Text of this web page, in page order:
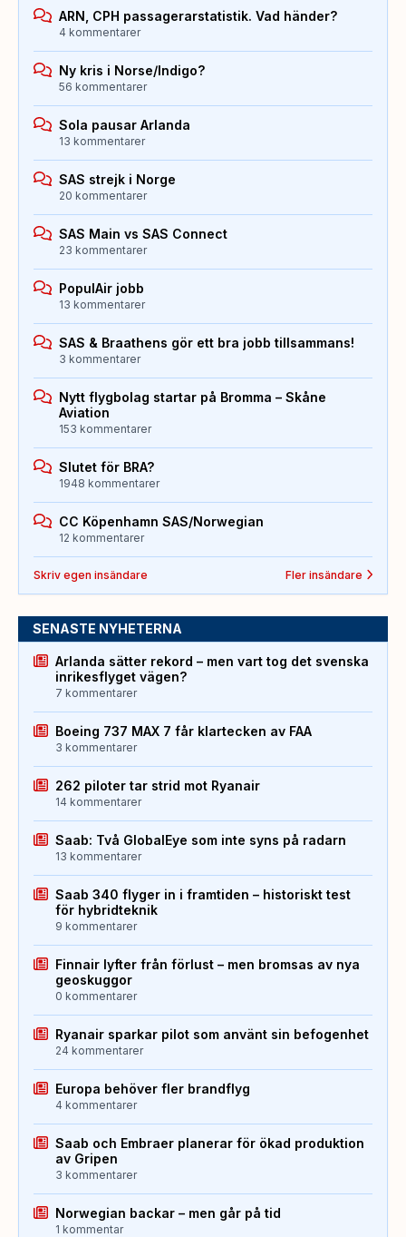
ARN, CPH passagerarstatistik. Vad händer?
4 kommentarer
Ny kris i Norse/Indigo?
56 kommentarer
Sola pausar Arlanda
13 kommentarer
SAS strejk i Norge
20 kommentarer
SAS Main vs SAS Connect
23 kommentarer
PopulAir jobb
13 kommentarer
SAS & Braathens gör ett bra jobb tillsammans!
3 kommentarer
Nytt flygbolag startar på Bromma – Skåne
Aviation
153 kommentarer
Slutet för BRA?
1948 kommentarer
CC Köpenhamn SAS/Norwegian
12 kommentarer
Skriv egen insändare Fler insändare
SENASTE NYHETERNA
Arlanda sätter rekord – men vart tog det svenska
inrikesflyget vägen?
7 kommentarer
Boeing 737 MAX 7 får klartecken av FAA
3 kommentarer
262 piloter tar strid mot Ryanair
14 kommentarer
Saab: Två GlobalEye som inte syns på radarn
13 kommentarer
Saab 340 flyger in i framtiden – historiskt test
för hybridteknik
9 kommentarer
Finnair lyfter från förlust – men bromsas av nya
geoskuggor
0 kommentarer
Ryanair sparkar pilot som använt sin befogenhet
24 kommentarer
Europa behöver fler brandflyg
4 kommentarer
Saab och Embraer planerar för ökad produktion
av Gripen
3 kommentarer
Norwegian backar – men går på tid
1 kommentar